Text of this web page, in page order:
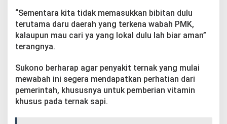
W
a
b
a
M
K
“Sementara kita tidak memasukkan bibitan dulu
terutama daru daerah yang terkena wabah PMK,
kalaupun mau cari ya yang lokal dulu lah biar aman”
terangnya.
Sukono berharap agar penyakit ternak yang mulai
mewabah ini segera mendapatkan perhatian dari
pemerintah, khususnya untuk pemberian vitamin
khusus pada ternak sapi.